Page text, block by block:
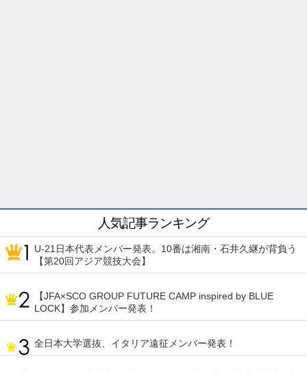
人気記事ランキング
U-21日本代表メンバー発表。10番は湘南・石井久継が背負う
【第20回アジア競技大会】
【JFA×SCO GROUP FUTURE CAMP inspired by BLUE
LOCK】参加メンバー発表！
全日本大学選抜、イタリア遠征メンバー発表！